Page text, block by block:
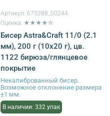
Артикул: 675288_00244
Оценка: ★★★★☆
Бисер Astra&Craft 11/0 (2.1
мм), 200 г (10х20 г), цв.
1122 бирюза/глянцевое
покрытие
Некалиброванный бисер.
Возможное отклонение размера
±1 мм.
В наличии: 332 упак